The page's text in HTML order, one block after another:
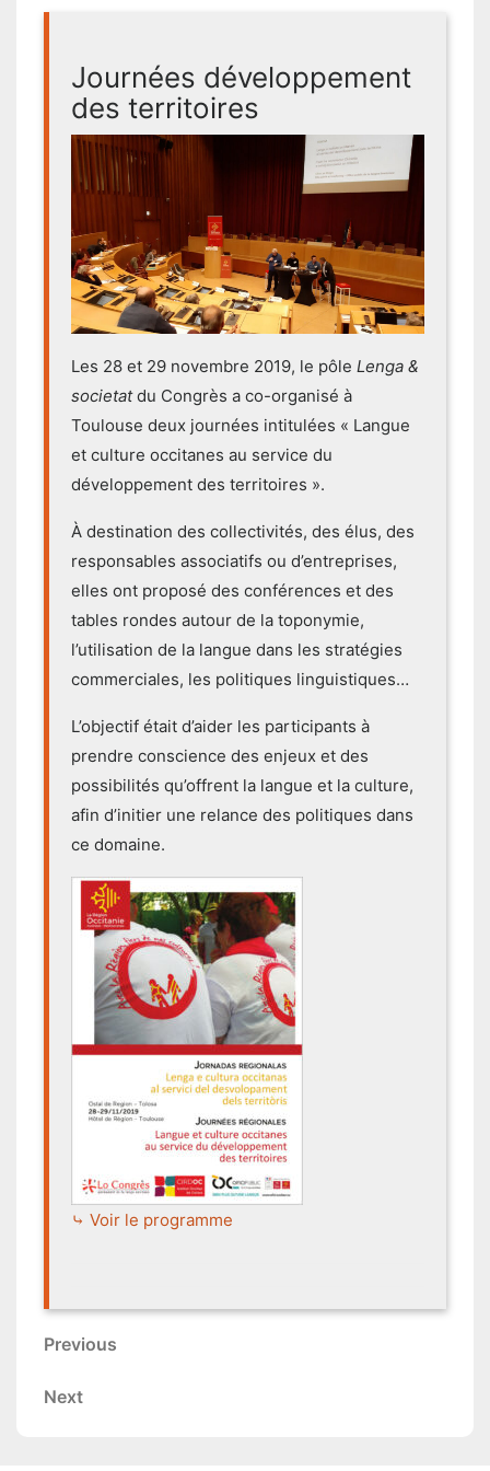
Journées développement
des territoires
Les 28 et 29 novembre 2019, le pôle Lenga &
societatdu Congrès a co-organisé à
Toulouse deux journées intitulées « Langue
et culture occitanes au service du
développement des territoires ».
À destination des collectivités, des élus, des
responsables associatifs ou d’entreprises,
elles ont proposé des conférences et des
tables rondes autour de la toponymie,
l’utilisation de la langue dans les stratégies
commerciales, les politiques linguistiques…
L’objectif était d’aider les participants à
prendre conscience des enjeux et des
possibilités qu’offrent la langue et la culture,
afin d’initier une relance des politiques dans
ce domaine.
⤷ Voir le programme
Navigation
l’article
Previous
Previous
Next
Next